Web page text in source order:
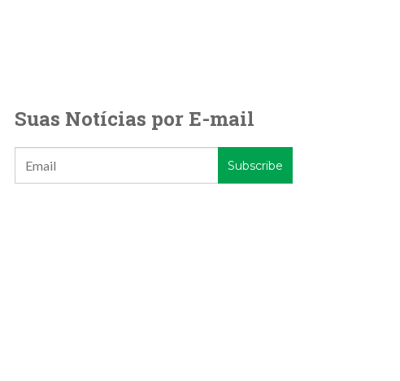
Suas Notícias por E-mail